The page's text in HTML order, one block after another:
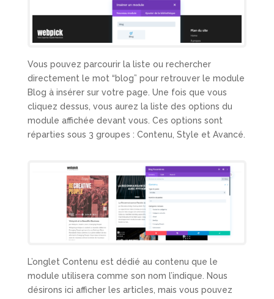
Vous pouvez parcourir la liste ou rechercher
directement le mot “blog” pour retrouver le module
Blog à insérer sur votre page. Une fois que vous
cliquez dessus, vous aurez la liste des options du
module affichée devant vous. Ces options sont
réparties sous 3 groupes : Contenu, Style et Avancé.
L’onglet Contenu est dédié au contenu que le
module utilisera comme son nom l’indique. Nous
désirons ici afficher les articles, mais vous pouvez